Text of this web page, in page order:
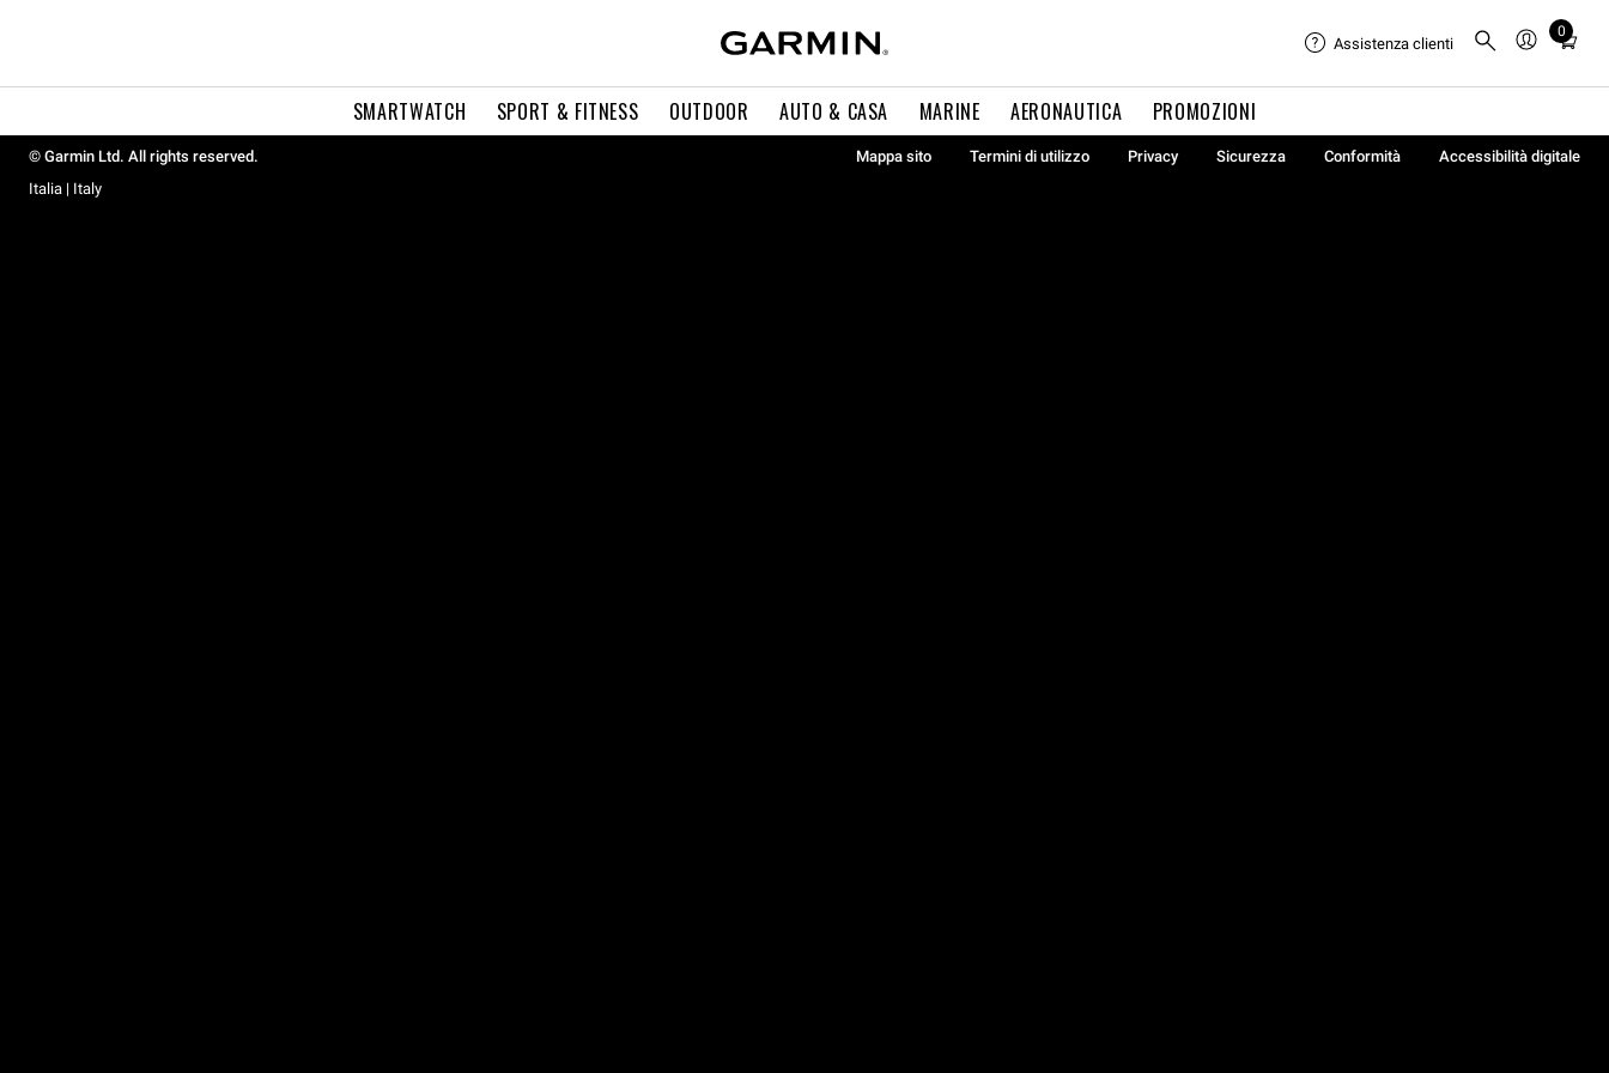
SMARTWATCH SPORT & FITNESS OUTDOOR AUTO & CASA MARINE AERONAUTICA PROMOZIONI
Assistenza clienti
0
Total
in
0
© Garmin Ltd. All rights reserved. Mappa sito Termini di utilizzo Privacy Sicurezza Conformità
Accessibilità digitale
Italia | Italy